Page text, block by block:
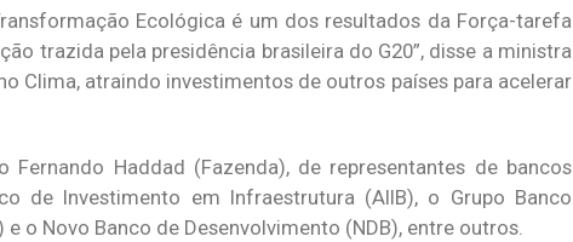
Ecológica é um dos resultados da Força-tarefa
trazida pela presidência brasileira do G20”, disse a ministra
Clima, atraindo investimentos de outros países para acelerar
Haddad (Fazenda), de representantes de bancos
de Investimento em Infraestrutura (AIIB), o Grupo Banco
o Novo Banco de Desenvolvimento (NDB), entre outros.